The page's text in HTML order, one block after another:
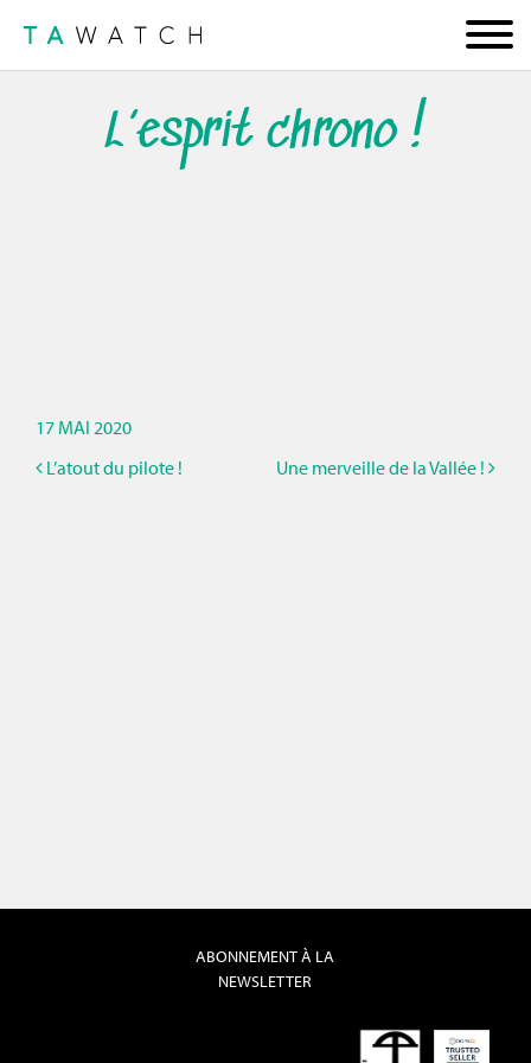
L’esprit chrono !
17 MAI 2020
L’atout du pilote !
Une merveille de la Vallée !
ABONNEMENT À LA
NEWSLETTER